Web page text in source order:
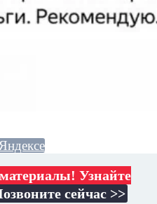
Узнайте
сейчас >>